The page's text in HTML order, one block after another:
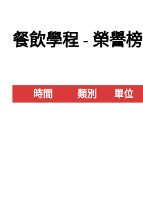
餐飲學程 - 榮譽榜
時間 類別 單位